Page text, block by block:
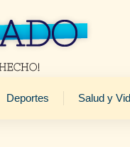
Deportes Salud y